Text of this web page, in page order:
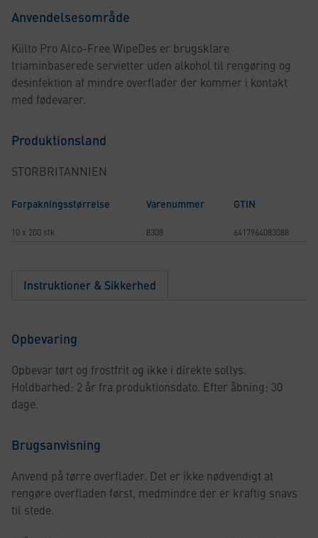
Anvendelsesområde
Kiilto Pro Alco-Free WipeDes er brugsklare
triaminbaserede servietter uden alkohol til rengøring og
desinfektion af mindre overflader der kommer i kontakt
med fødevarer.
Produktionsland
STORBRITANNIEN
Forpakningsstørrelse Varenummer GTIN
10 x 200 stk 8308 6417964083088
Instruktioner & Sikkerhed
Opbevaring
Opbevar tørt og frostfrit og ikke i direkte sollys.
Holdbarhed: 2 år fra produktionsdato. Efter åbning: 30
dage.
Brugsanvisning
Anvend på tørre overflader. Det er ikke nødvendigt at
rengøre overfladen først, medmindre der er kraftig snavs
til stede.